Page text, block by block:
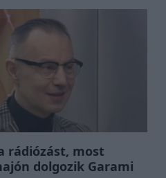
rádiózást, most
dolgozik Garami